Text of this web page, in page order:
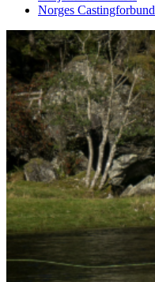
Norges Castingforbund